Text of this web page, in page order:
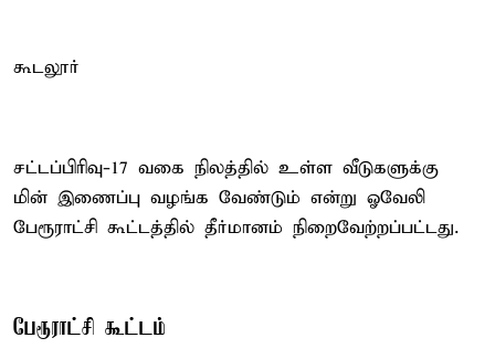
கூடலூர்
சட்டப்பிரிவு-17 வகை நிலத்தில் உள்ள வீடுகளுக்கு
மின் இணைப்பு வழங்க வேண்டும் என்று ஓவேலி
பேரூராட்சி கூட்டத்தில் தீர்மானம் நிறைவேற்றப்பட்டது.
பேரூராட்சி கூட்டம்